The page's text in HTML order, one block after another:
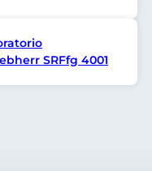
SRFfg 4001